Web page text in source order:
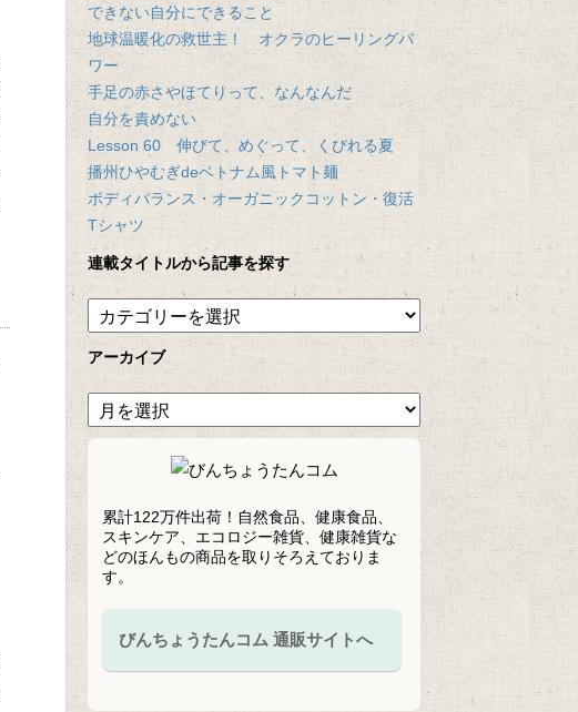
できない自分にできること
地球温暖化の救世主！ オクラのヒーリングパ
ワー
手足の赤さやほてりって、なんなんだ
自分を責めない
Lesson 60 伸びて、めぐって、くびれる夏
播州ひやむぎdeベトナム風トマト麺
ボディバランス・オーガニックコットン・復活
Tシャツ
連載タイトルから記事を探す
アーカイブ
累計122万件出荷！自然食品、健康食品、
スキンケア、エコロジー雑貨、健康雑貨な
どのほんもの商品を取りそろえておりま
す。
びんちょうたんコム 通販サイトへ